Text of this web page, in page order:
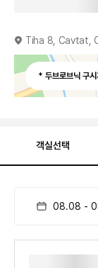
Tiha 8, Cavtat,
* 두브로브닉 구
객실선택
08.08 -